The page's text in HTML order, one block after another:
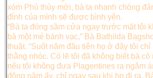
xóm Phù thủy mới, bà ta nhanh chóng
đình của mình sẽ được bình yên.
“Bà ta đóng sầm cửa ngay trước mặt tôi
bả một mẻ bánh vạc,” Bà Bathilda
thuật. “Suốt năm đầu tiên họ ở đây tôi chỉ
thằng nhóc. Có lẽ tôi đã không biết bả có
nếu tôi không đưa Plagentines ra ngắm
đông năm ấy, chỉ ngay sau khi họ đi ra.